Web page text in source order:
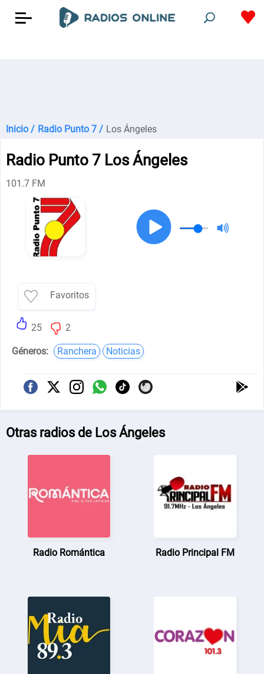
Inicio / Radio Punto 7 / Los Ángeles
Radio Punto 7 Los Ángeles
101.7 FM
Favoritos
25 2
Géneros: Ranchera Noticias
Otras radios de Los Ángeles
Radio Romántica Radio Principal FM